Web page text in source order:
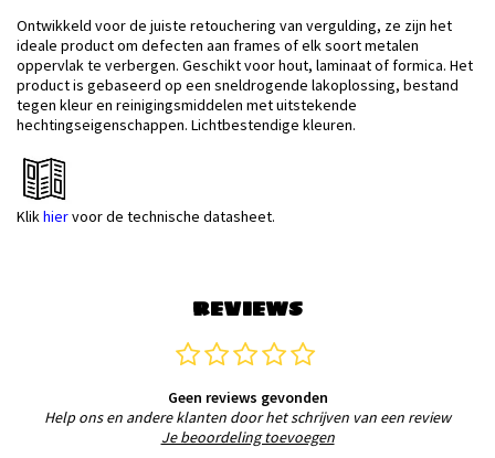
Ontwikkeld voor de juiste retouchering van vergulding, ze zijn het
ideale product om defecten aan frames of elk soort metalen
oppervlak te verbergen. Geschikt voor hout, laminaat of formica. Het
product is gebaseerd op een sneldrogende lakoplossing, bestand
tegen kleur en reinigingsmiddelen met uitstekende
hechtingseigenschappen. Lichtbestendige kleuren.
Klik hiervoor de technische datasheet.
REVIEWS
Geen reviews gevonden
Help ons en andere klanten door het schrijven van een review
Je beoordeling toevoegen